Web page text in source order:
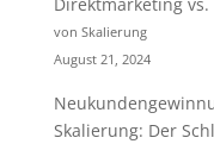
von Skalierung
August 21, 2024
Skalierung: Der